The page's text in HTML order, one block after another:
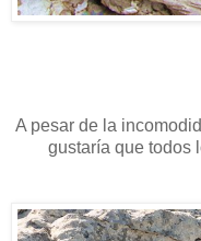
A pesar de la
gustaría que todos